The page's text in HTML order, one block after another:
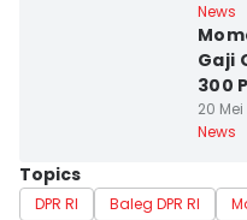
News
Gaji
300
20 Mei
News
Topics
DPR RI Baleg DPR RI